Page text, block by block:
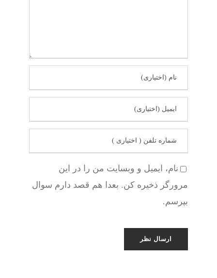
نام، ایمیل و وبسایت من را در این
مرورگر ذخیره کن. بعدا هم قصد دارم سوال
بپرسم.